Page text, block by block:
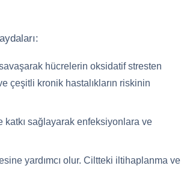
hücrelerin oksidatif stresten
çeşitli kronik hastalıkların riskinin
katkı sağlayarak enfeksiyonlara ve
yardımcı olur. Ciltteki iltihaplanma ve